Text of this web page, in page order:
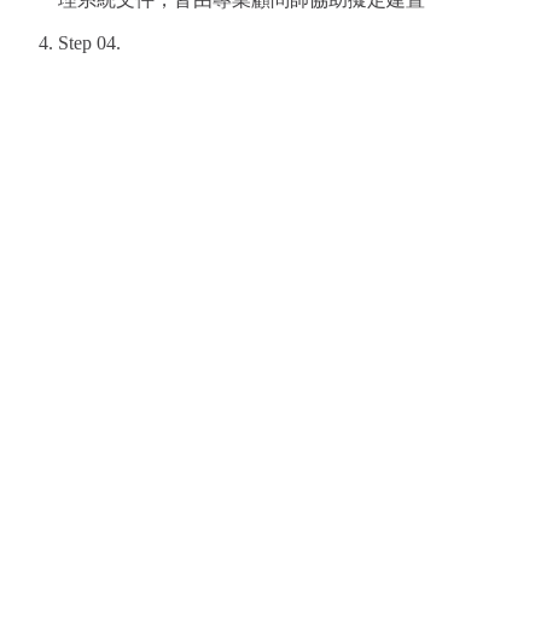
Step 04.